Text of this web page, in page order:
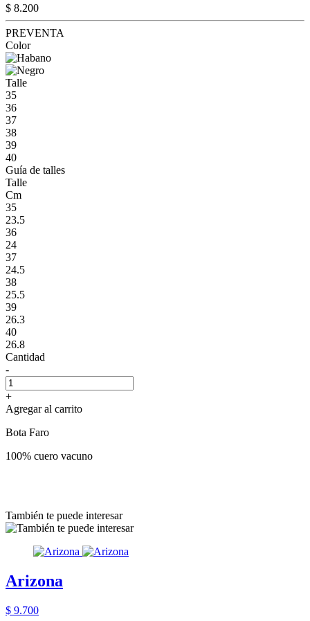
$ 8.200
PREVENTA
Color
Talle
35
36
37
38
39
40
Guía de talles
Talle
Cm
35
23.5
36
24
37
24.5
38
25.5
39
26.3
40
26.8
Cantidad
-
+
Agregar al carrito
Bota Faro
100% cuero vacuno
También te puede interesar
Arizona
$ 9.700